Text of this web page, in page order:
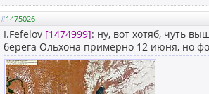
#1475026
I.Fefelov [1474999]: ну, вот хотяб, чуть
берега Ольхона примерно 12 июня, но